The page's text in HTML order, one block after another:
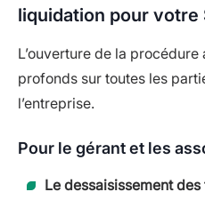
liquidation pour votre
L’ouverture de la
profonds sur toutes les
l’entreprise.
Pour le gérant et les
Le dessaisissement